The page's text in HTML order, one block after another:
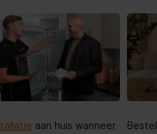
aan huis wanneer